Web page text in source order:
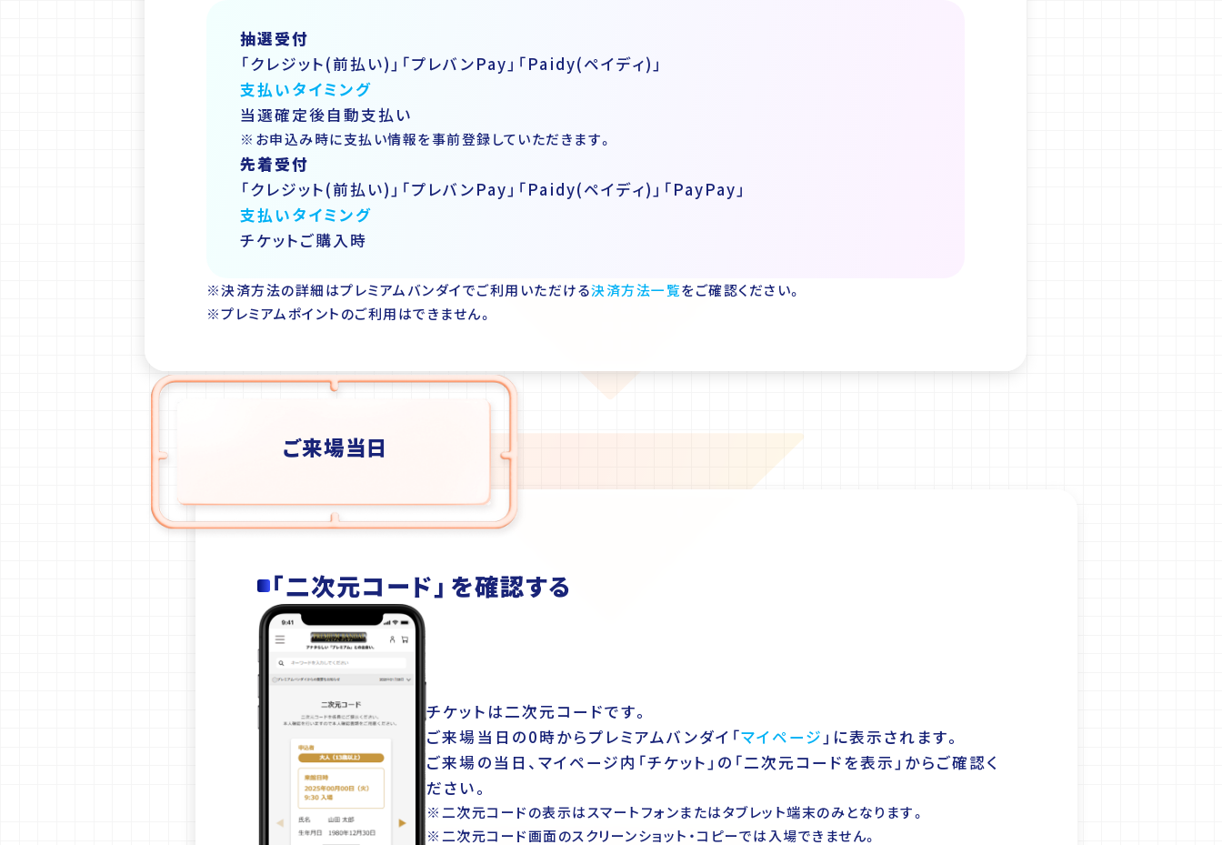
抽選受付
「クレジット(前払い)」「プレバンPay」「Paidy(ペイディ)」
支払いタイミング
当選確定後自動支払い
※お申込み時に支払い情報を事前登録していただきます。
先着受付
「クレジット(前払い)」「プレバンPay」「Paidy(ペイディ)」「PayPay」
支払いタイミング
チケットご購入時
※決済方法の詳細はプレミアムバンダイでご利用いただける決済方法一覧をご確認ください。
※プレミアムポイントのご利用はできません。
ご来場当日
「二次元コード」を確認する
チケットは二次元コードです。
ご来場当日の0時からプレミアムバンダイ「マイページ 」に表示されます。
ご来場の当日、マイページ内「チケット」の「二次元コードを表示」からご確認く
ださい。
※二次元コードの表示はスマートフォンまたはタブレット端末のみとなります。
※二次元コード画面のスクリーンショット・コピーでは入場できません。